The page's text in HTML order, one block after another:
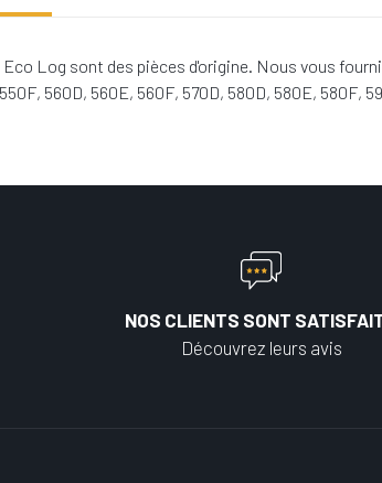
Log sont des pièces d'origine. Nous vous
560D, 560E, 560F, 570D, 580D, 580E, 580F,
NOS CLIENTS SONT
Découvrez leurs avis